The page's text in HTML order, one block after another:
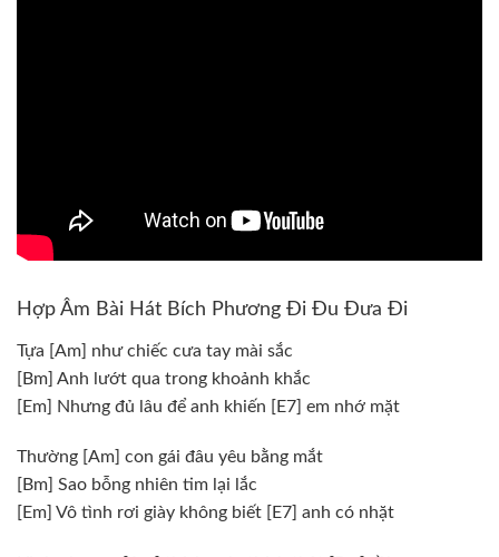
Hợp Âm Bài Hát Bích Phương Đi Đu Đưa Đi
Tựa [Am] như chiếc cưa tay mài sắc
[Bm] Anh lướt qua trong khoảnh khắc
[Em] Nhưng đủ lâu để anh khiến [E7] em nhớ mặt
Thường [Am] con gái đâu yêu bằng mắt
[Bm] Sao bỗng nhiên tim lại lắc
[Em] Vô tình rơi giày không biết [E7] anh có nhặt